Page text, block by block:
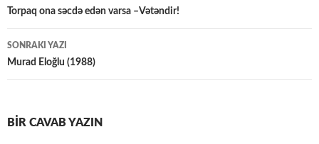
üzrə
naviqasiya
Torpaq ona səcdə edən varsa –Vətəndir!
SONRAKI YAZI
Murad Eloğlu (1988)
BIR CAVAB YAZIN